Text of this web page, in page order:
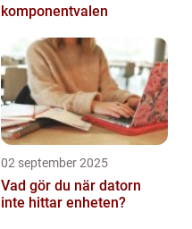
komponentvalen
02 september 2025
Vad gör du när datorn
inte hittar enheten?